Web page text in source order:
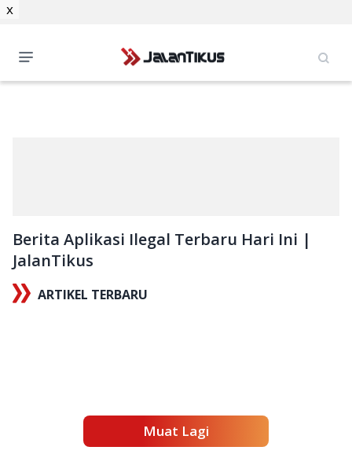
Berita Aplikasi Ilegal Terbaru Hari Ini |
JalanTikus
ARTIKEL TERBARU
Muat Lagi
x